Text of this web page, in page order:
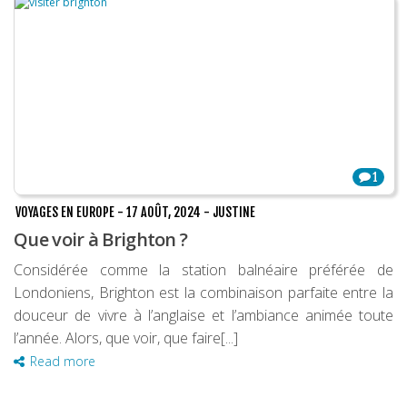
1
VOYAGES EN EUROPE - 17 AOÛT, 2024 - JUSTINE
Que voir à Brighton ?
Considérée comme la station balnéaire préférée de
Londoniens, Brighton est la combinaison parfaite entre la
douceur de vivre à l’anglaise et l’ambiance animée toute
l’année. Alors, que voir, que faire[...]
Read more